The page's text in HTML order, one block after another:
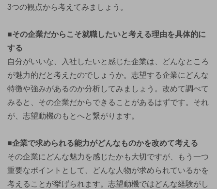
3つの観点から考えてみましょう。
■その企業だからこそ就職したいと考える理由を具体的に
する
自分がいいな、入社したいと感じた企業は、どんなところ
が魅力的だと考えたのでしょうか。志望する企業にどんな
特徴や強みがあるのか分析してみましょう。改めて調べて
みると、その企業だからできることがあるはずです。それ
が、志望動機のもとへと繋がります。
■企業で求められる能力がどんなものかを改めて考える
その企業にどんな魅力を感じたかも大切ですが、もう一つ
重要なポイントとして、どんな人物が求められているかを
考えることが挙げられます。志望動機ではどんな経験がし